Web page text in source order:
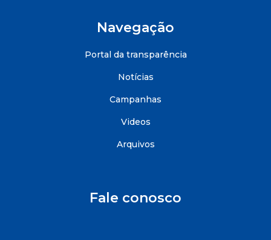
Navegação
Portal da transparência
Notícias
Campanhas
Videos
Arquivos
Fale conosco